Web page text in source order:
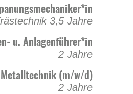
3,5 Jahre
u. Anlagenführer*in
2 Jahre
(m/w/d)
2 Jahre